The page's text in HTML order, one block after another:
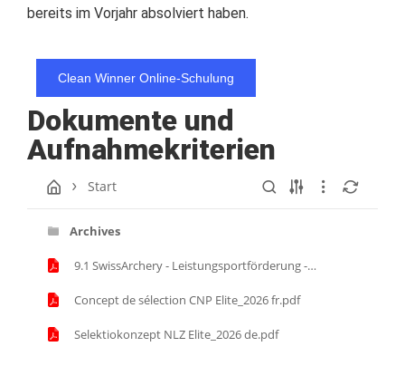
bereits im Vorjahr absolviert haben.
Clean Winner Online-Schulung
Dokumente und
Aufnahmekriterien
Start
Archives
9.1 SwissArchery - Leistungsportförderung -
(13.08.2024).pdf
Concept de sélection CNP Elite_2026 fr.pdf
Selektiokonzept NLZ Elite_2026 de.pdf